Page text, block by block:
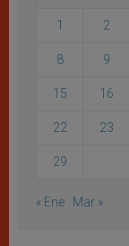
1 2
8 9
15 16
22 23
29
« Ene Mar »